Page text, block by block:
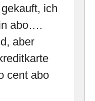
ich
abo….
aber
cent abo